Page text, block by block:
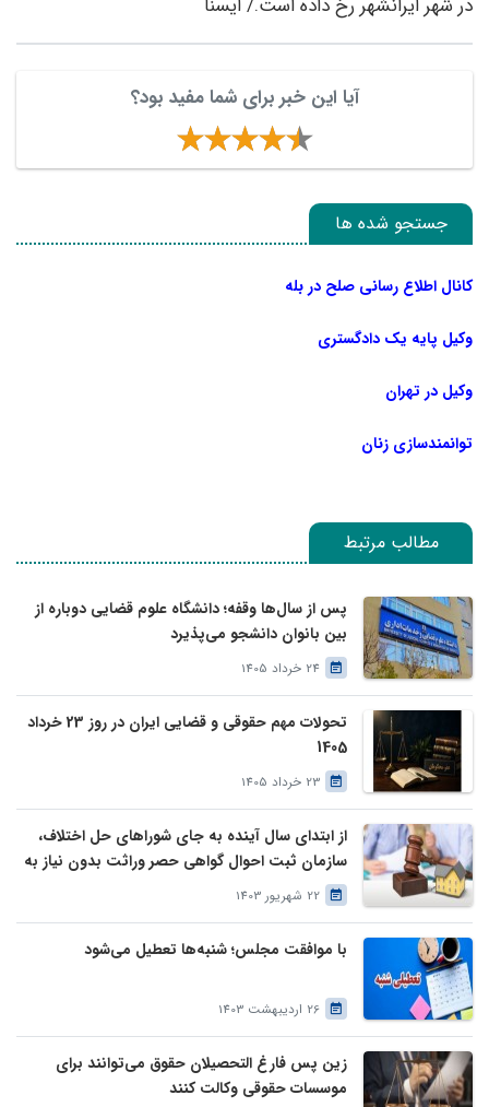
آیا این خبر برای شما مفید بود؟
جستجو شده ها
کانال اطلاع رسانی صلح در بله
وکیل پایه یک دادگستری
وکیل در تهران
توانمندسازی زنان
مطالب مرتبط
پس از سال‌ها وقفه؛ دانشگاه علوم قضایی دوباره از
بین بانوان دانشجو می‌پذیرد
24 خرداد 1405
تحولات مهم حقوقی و قضایی ایران در روز 23 خرداد
1405
23 خرداد 1405
از ابتدای سال آینده به جای شوراهای حل اختلاف،
سازمان ثبت احوال گواهی حصر وراثت بدون نیاز به
درخواست وراث صادر خواهد کرد
22 شهریور 1403
با موافقت مجلس؛ شنبه‌ها تعطیل می‌شود
26 اردیبهشت 1403
زین پس فارغ التحصیلان حقوق می‌توانند برای
موسسات حقوقی وکالت کنند